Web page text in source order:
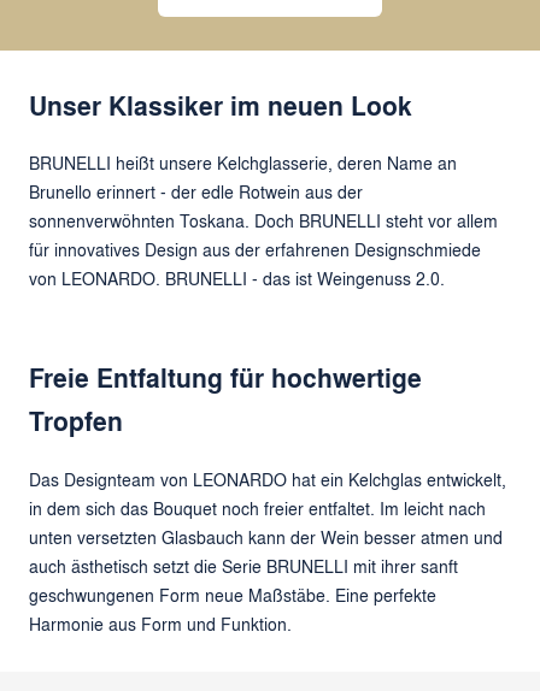
Unser Klassiker im neuen Look
BRUNELLI heißt unsere Kelchglasserie, deren Name an
Brunello erinnert - der edle Rotwein aus der
sonnenverwöhnten Toskana. Doch BRUNELLI steht vor allem
für innovatives Design aus der erfahrenen Designschmiede
von LEONARDO. BRUNELLI - das ist Weingenuss 2.0.
Freie Entfaltung für hochwertige
Tropfen
Das Designteam von LEONARDO hat ein Kelchglas entwickelt,
in dem sich das Bouquet noch freier entfaltet. Im leicht nach
unten versetzten Glasbauch kann der Wein besser atmen und
auch ästhetisch setzt die Serie BRUNELLI mit ihrer sanft
geschwungenen Form neue Maßstäbe. Eine perfekte
Harmonie aus Form und Funktion.